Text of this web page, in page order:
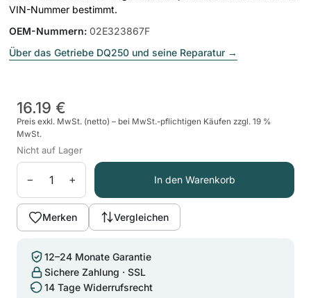
VIN-Nummer bestimmt.
OEM-Nummern: 02E323867F
Über das Getriebe DQ250 und seine Reparatur →
16.19 €
Preis exkl. MwSt. (netto) – bei MwSt.-pflichtigen Käufen zzgl. 19 %
MwSt.
Nicht auf Lager
− + In den Warenkorb
Merken Vergleichen
12–24 Monate Garantie
Sichere Zahlung · SSL
14 Tage Widerrufsrecht